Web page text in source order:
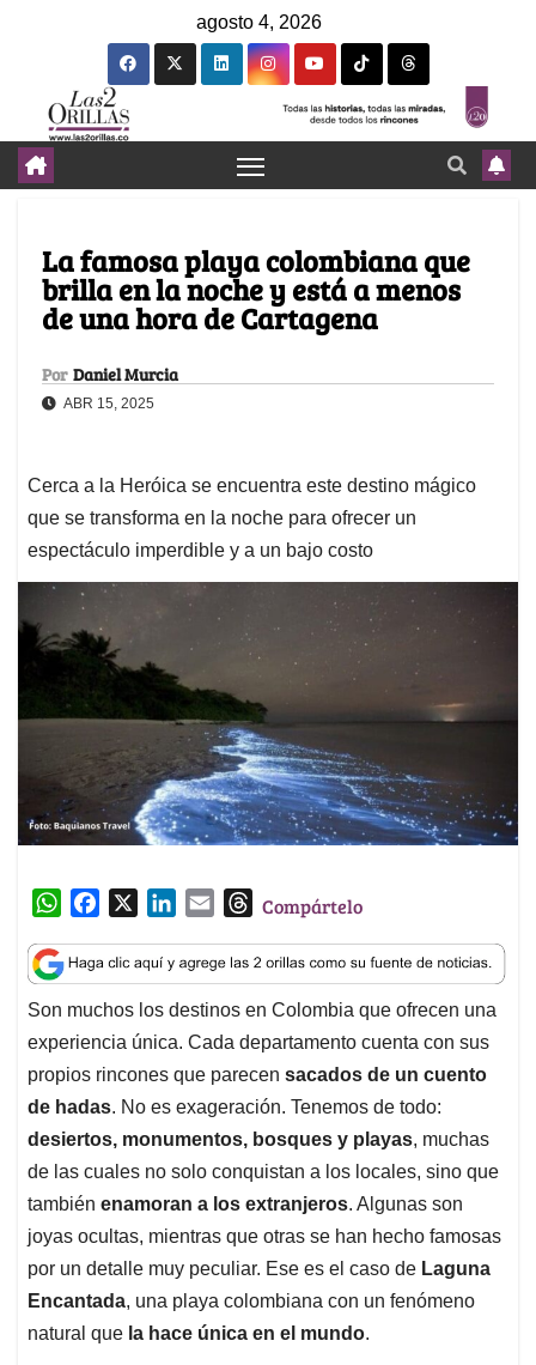
agosto 4, 2026
La famosa playa colombiana que
brilla en la noche y está a menos
de una hora de Cartagena
Por Daniel Murcia
ABR 15, 2025
Cerca a la Heróica se encuentra este destino mágico
que se transforma en la noche para ofrecer un
espectáculo imperdible y a un bajo costo
W
a
t
s
A
p
p
c
e
b
o
o
k
n
k
e
d
I
n
a
i
l
T
r
e
a
d
s
Compártelo
Son muchos los destinos en Colombia que ofrecen una
experiencia única. Cada departamento cuenta con sus
propios rincones que parecen sacados de un cuento
de hadas. No es exageración. Tenemos de todo:
desiertos, monumentos, bosques y playas, muchas
de las cuales no solo conquistan a los locales, sino que
también enamoran a los extranjeros. Algunas son
joyas ocultas, mientras que otras se han hecho famosas
por un detalle muy peculiar. Ese es el caso de Laguna
Encantada, una playa colombiana con un fenómeno
natural que la hace única en el mundo.